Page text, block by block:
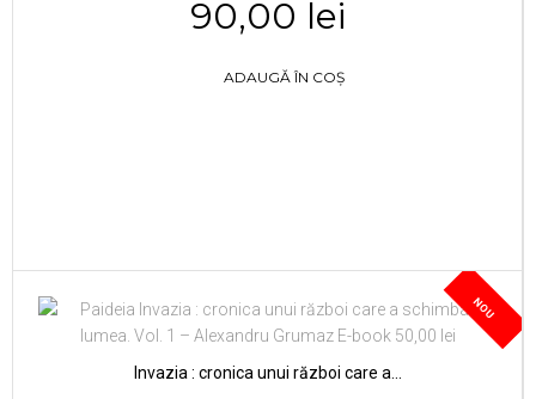
90,00 lei
ADAUGĂ ÎN COȘ
NOU
Invazia : cronica unui război care a...